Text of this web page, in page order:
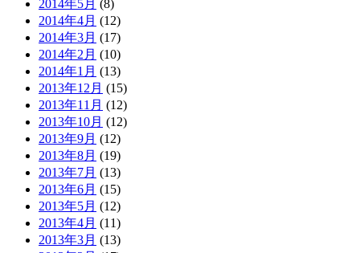
2014年5月 (8)
2014年4月 (12)
2014年3月 (17)
2014年2月 (10)
2014年1月 (13)
2013年12月 (15)
2013年11月 (12)
2013年10月 (12)
2013年9月 (12)
2013年8月 (19)
2013年7月 (13)
2013年6月 (15)
2013年5月 (12)
2013年4月 (11)
2013年3月 (13)